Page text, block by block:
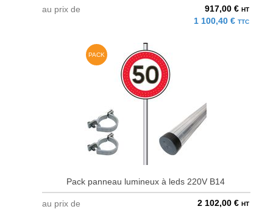
au prix de 917,00 € HT
1 100,40 € TTC
PACK
Pack panneau lumineux à leds 220V B14
au prix de 2 102,00 € HT